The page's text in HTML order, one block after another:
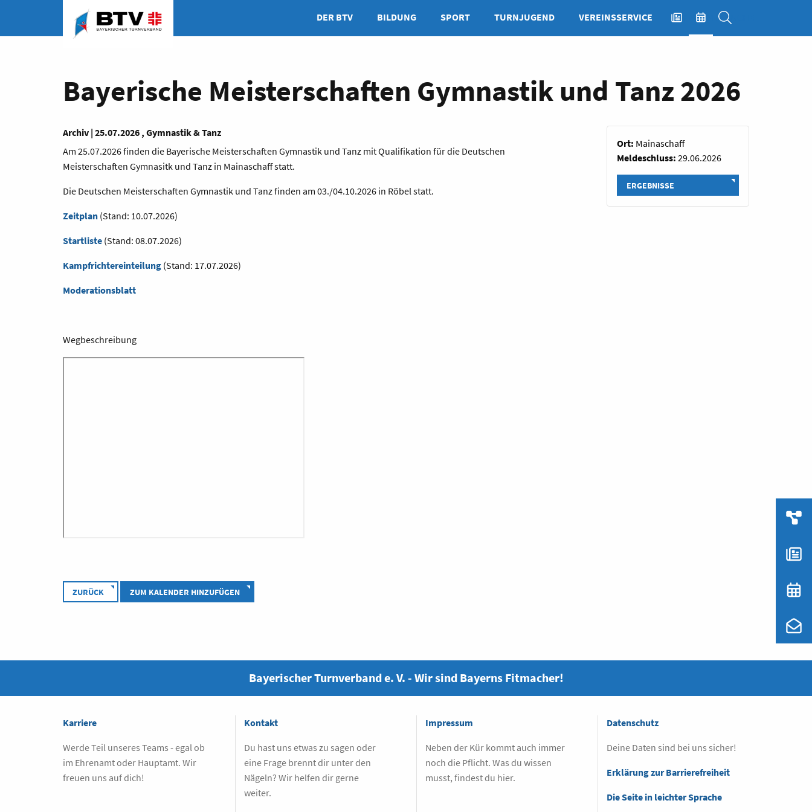
DER BTV BILDUNG SPORT TURNJUGEND VEREINSSERVICE NEWSEVENTSSUCHE
Bayerische Meisterschaften Gymnastik und Tanz 2026
Archiv | 25.07.2026 , Gymnastik & Tanz
Am 25.07.2026 finden die Bayerische Meisterschaften Gymnastik und Tanz mit Qualifikation für die Deutschen
Meisterschaften Gymnasitk und Tanz in Mainaschaff statt.
Die Deutschen Meisterschaften Gymnastik und Tanz finden am 03./04.10.2026 in Röbel statt.
Zeitplan (Stand: 10.07.2026)
Startliste (Stand: 08.07.2026)
Kampfrichtereinteilung (Stand: 17.07.2026)
Moderationsblatt
Wegbeschreibung
ZURÜCK ZUM KALENDER HINZUFÜGEN
Ort: Mainaschaff
Meldeschluss: 29.06.2026
ERGEBNISSE
Bayerischer Turnverband e. V. - Wir sind Bayerns Fitmacher!
Karriere
Werde Teil unseres Teams - egal ob
im Ehrenamt oder Hauptamt. Wir
freuen uns auf dich!
Kontakt
Du hast uns etwas zu sagen oder
eine Frage brennt dir unter den
Nägeln? Wir helfen dir gerne
weiter.
Impressum
Neben der Kür kommt auch immer
noch die Pflicht. Was du wissen
musst, findest du hier.
Datenschutz
Deine Daten sind bei uns sicher!
Erklärung zur Barrierefreiheit
Die Seite in leichter Sprache